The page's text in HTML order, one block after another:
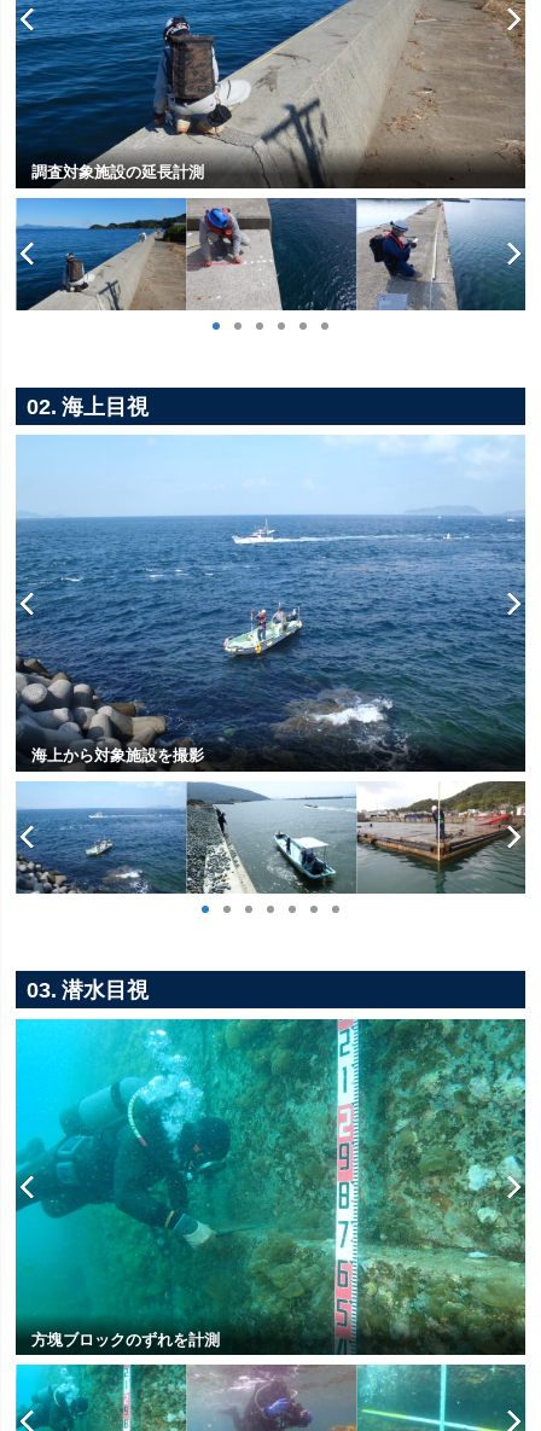
調査対象施設の延長計測
02. 海上目視
海上から対象施設を撮影
03. 潜水目視
方塊ブロックのずれを計測